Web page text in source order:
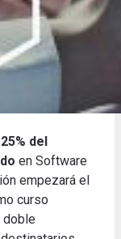
del
en Software
empezará el
curso
doble